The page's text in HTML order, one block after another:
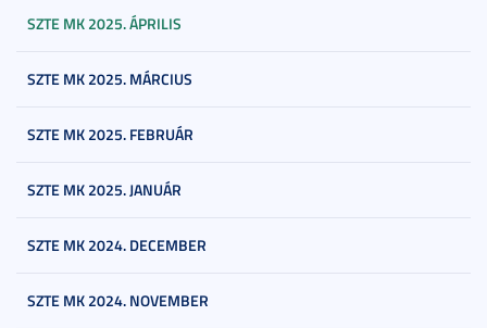
SZTE MK 2025. ÁPRILIS
SZTE MK 2025. MÁRCIUS
SZTE MK 2025. FEBRUÁR
SZTE MK 2025. JANUÁR
SZTE MK 2024. DECEMBER
SZTE MK 2024. NOVEMBER